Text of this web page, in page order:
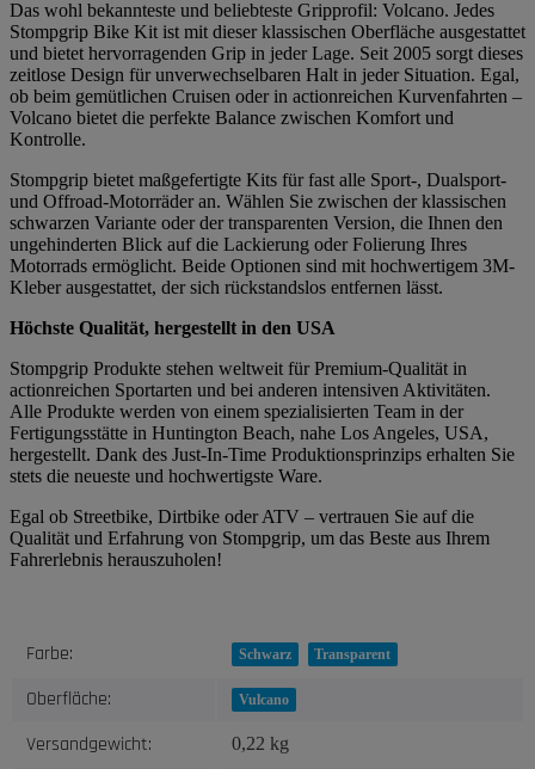
Das wohl bekannteste und beliebteste Gripprofil: Volcano. Jedes
Stompgrip Bike Kit ist mit dieser klassischen Oberfläche ausgestattet
und bietet hervorragenden Grip in jeder Lage. Seit 2005 sorgt dieses
zeitlose Design für unverwechselbaren Halt in jeder Situation. Egal,
ob beim gemütlichen Cruisen oder in actionreichen Kurvenfahrten –
Volcano bietet die perfekte Balance zwischen Komfort und
Kontrolle.
Stompgrip bietet maßgefertigte Kits für fast alle Sport-, Dualsport-
und Offroad-Motorräder an. Wählen Sie zwischen der klassischen
schwarzen Variante oder der transparenten Version, die Ihnen den
ungehinderten Blick auf die Lackierung oder Folierung Ihres
Motorrads ermöglicht. Beide Optionen sind mit hochwertigem 3M-
Kleber ausgestattet, der sich rückstandslos entfernen lässt.
Höchste Qualität, hergestellt in den USA
Stompgrip Produkte stehen weltweit für Premium-Qualität in
actionreichen Sportarten und bei anderen intensiven Aktivitäten.
Alle Produkte werden von einem spezialisierten Team in der
Fertigungsstätte in Huntington Beach, nahe Los Angeles, USA,
hergestellt. Dank des Just-In-Time Produktionsprinzips erhalten Sie
stets die neueste und hochwertigste Ware.
Egal ob Streetbike, Dirtbike oder ATV – vertrauen Sie auf die
Qualität und Erfahrung von Stompgrip, um das Beste aus Ihrem
Fahrerlebnis herauszuholen!
Produkteigenschaft
Wert
Farbe: Schwarz Transparent
Oberfläche: Vulcano
Versandgewicht: 0,22 kg